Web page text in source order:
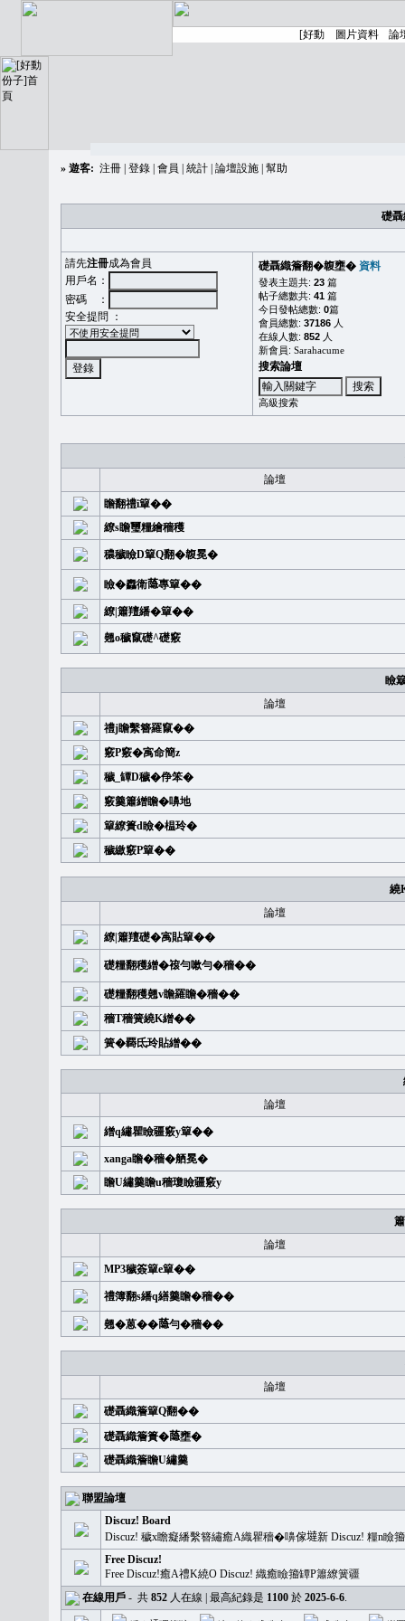
» 遊客: 注冊 登錄 會員 統計 論壇設施 幫助
礎
請先注冊成為會員
用戶名：
密碼 ：
安全提問 ：
礎聶織簷翻�䪖壅� 資料
發表主題共: 23 篇
帖子總數共: 41 篇
今日發帖總數: 0篇
會員總數: 37186 人
在線人數: 852 人
新會員: Sarahacume
搜索論壇
高級搜索
論壇
瞻翻禮i簞��
繚s瞻璽糧繪穡穫
穠穢瞼D簞Q翻�䪖冕�
瞼�䆐衛𦻕專簞��
繚|簫羶繙�簞��
翹o穢竄礎^礎竅
瞼
論壇
禮j瞻繫簪羅竄��
竅P竅�㝢命簡z
穢_罈D穢�鿇笨�
竅羹簫繒瞻�嚊地
簞繚簣d瞼�榅玲�
穢繳竅P簞��
繞
論壇
繚|簫羶礎�㝢貼簞��
礎糧翻穫繒�䙛勻嗽勻�穡��
礎糧翻穫翹v瞻羅瞻�穡��
穡T穡簧繞K繒��
簧�覉氐玲貼繒��
論壇
繒q繡瞿瞼疆竅y簞��
xanga瞻�穡�舾冕�
瞻U繡羹瞻u穡瓊瞼疆竅y
論壇
MP3穢簽簞e簞��
禮簿翻s繙q繕羹瞻�穡��
翹�蒽��𦻕勻�穡��
論壇
礎聶織簷簞Q翻��
礎聶織簷簣�𦻕壅�
礎聶織簷瞻U繡羹
聯盟論壇
Discuz! Board
Discuz! 穢x瞻癡繙繫簪繡癒A織瞿穡�嚊傢𡐿新 Discuz! 糧n
Free Discuz!
Free Discuz!癒A禮K繞O Discuz! 織癒瞼籀罈P簫繚簧疆
在線用戶 - 共 852 人在線 | 最高紀錄是 1100 於 2025-6-6.